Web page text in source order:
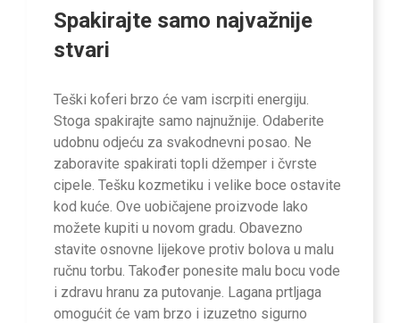
Spakirajte samo najvažnije
stvari
Teški koferi brzo će vam iscrpiti energiju.
Stoga spakirajte samo najnužnije. Odaberite
udobnu odjeću za svakodnevni posao. Ne
zaboravite spakirati topli džemper i čvrste
cipele. Tešku kozmetiku i velike boce ostavite
kod kuće. Ove uobičajene proizvode lako
možete kupiti u novom gradu. Obavezno
stavite osnovne lijekove protiv bolova u malu
ručnu torbu. Također ponesite malu bocu vode
i zdravu hranu za putovanje. Lagana prtljaga
omogućit će vam brzo i izuzetno sigurno